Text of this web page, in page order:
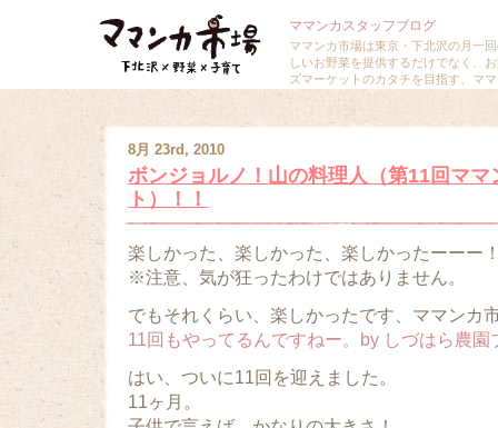
ママンカスタッフブログ
ママンカ市場は東京・下北沢の月一
しいお野菜を提供するだけでなく、
ズマーケットのカタチを目指す、マ
8月 23rd, 2010
ボンジョルノ！山の料理人（第11回ママ
ト）！！
楽しかった、楽しかった、楽しかったーーー
※注意、気が狂ったわけではありません。
でもそれくらい、楽しかったです、ママンカ
11回もやってるんですねー。by しづはら農園
はい、ついに11回を迎えました。
11ヶ月。